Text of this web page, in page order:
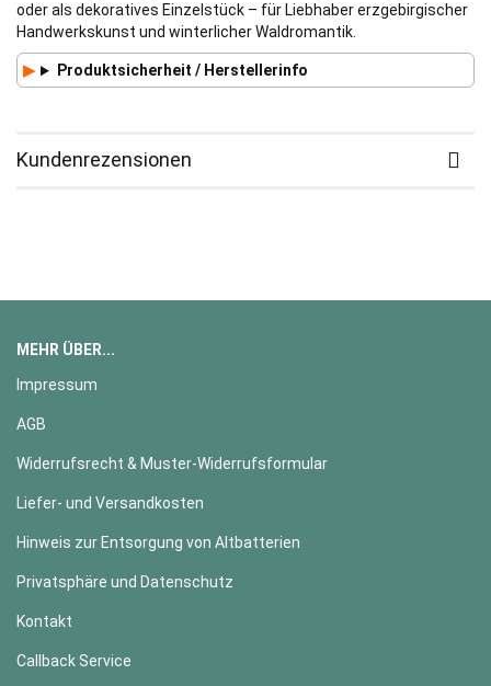
oder als dekoratives Einzelstück – für Liebhaber erzgebirgischer
Handwerkskunst und winterlicher Waldromantik.
Produktsicherheit / Herstellerinfo
Kundenrezensionen
MEHR ÜBER...
Impressum
AGB
Widerrufsrecht & Muster-Widerrufsformular
Liefer- und Versandkosten
Hinweis zur Entsorgung von Altbatterien
Privatsphäre und Datenschutz
Kontakt
Callback Service